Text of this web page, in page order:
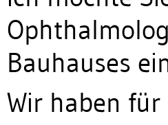
Bauhauses
Wir haben